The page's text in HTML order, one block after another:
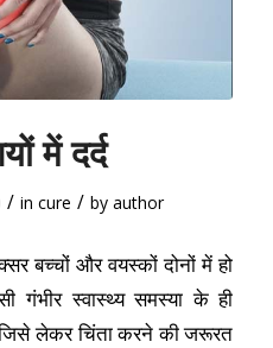
में दर्द
/ incure / byauthor
बच्‍चों और वयस्‍कों दोनों में हो
गंभीर स्‍वास्‍थ्‍य समस्‍या के ही
जिसे लेकर चिंता करने की जरूरत